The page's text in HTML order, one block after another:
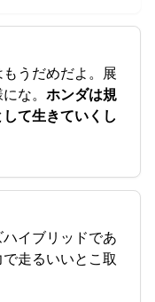
うだめだよ。展
な。 ホンダは規
て生きていくし
イブリッドであ
走るいいとこ取